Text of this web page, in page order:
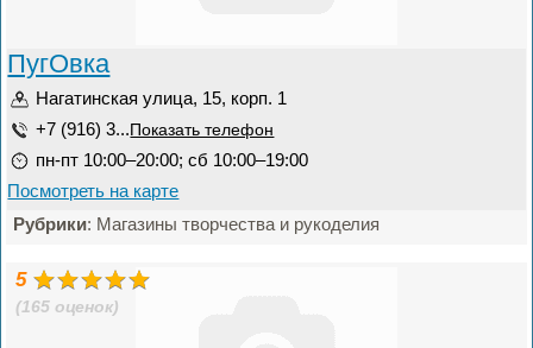
ПугОвка
Нагатинская улица, 15, корп. 1
+7 (916) 3... Показать телефон
пн-пт 10:00–20:00; сб 10:00–19:00
Посмотреть на карте
Рубрики: Магазины творчества и рукоделия
5
(165 оценок)